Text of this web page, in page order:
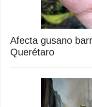
Afecta gusano
Querétaro